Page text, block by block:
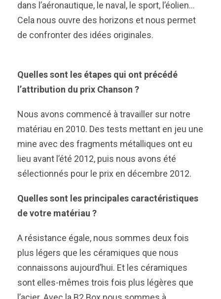
dans l’aéronautique, le naval, le sport, l’éolien…
Cela nous ouvre des horizons et nous permet
de confronter des idées originales.
Quelles sont les étapes qui ont précédé
l’attribution du prix Chanson ?
Nous avons commencé à travailler sur notre
matériau en 2010. Des tests mettant en jeu une
mine avec des fragments métalliques ont eu
lieu avant l’été 2012, puis nous avons été
sélectionnés pour le prix en décembre 2012.
Quelles sont les principales caractéristiques
de votre matériau ?
A résistance égale, nous sommes deux fois
plus légers que les céramiques que nous
connaissons aujourd’hui. Et les céramiques
sont elles-mêmes trois fois plus légères que